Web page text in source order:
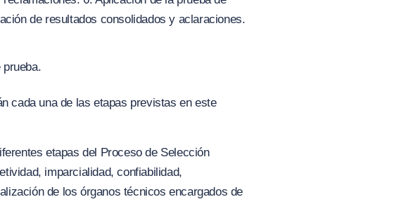
de resultados consolidados y aclaraciones.
prueba.
cada una de las etapas previstas en este
etapas del Proceso de Selección
imparcialidad, confiabilidad,
de los órganos técnicos encargados de